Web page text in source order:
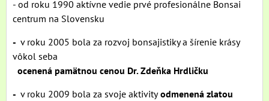
- od roku 1990 aktívne vedie prvé profesionálne Bonsai
centrum na Slovensku
- v roku 2005 bola za rozvoj bonsajistiky a šírenie krásy
vôkol seba
ocenená pamätnou cenou Dr. Zdeňka Hrdličku
- v roku 2009 bola za svoje aktivityodmenená zlatou